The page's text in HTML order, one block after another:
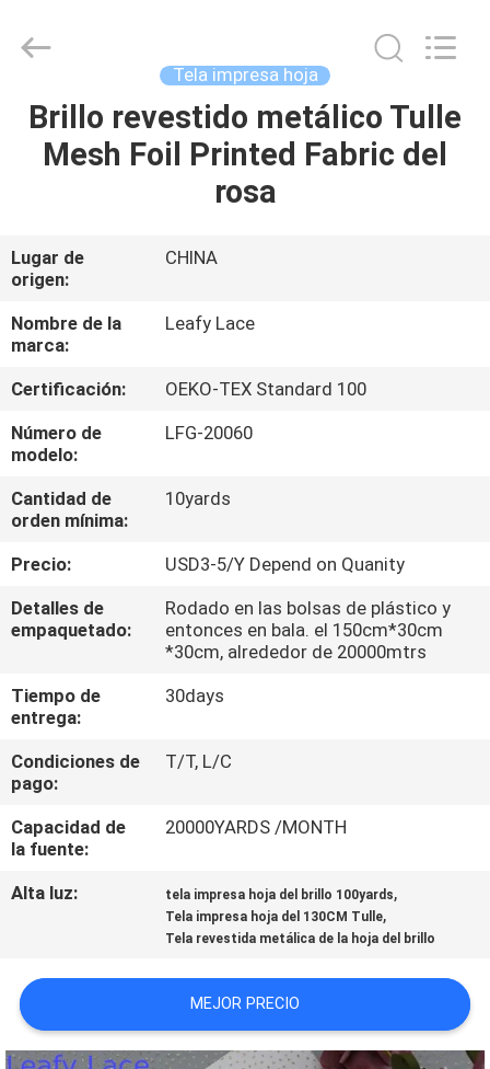
INICIO
SOBRE
NOSOTROS
VISITA
A
LA
DE
CALIDAD
CONTACTO
NOTICIAS
SOLICITAR
UNA
COTIZACIÓN
MAPA
DEL
SITIO
Textiles
Reserved.
Tela impresa hoja
Brillo revestido metálico Tulle
Mesh Foil Printed Fabric del
rosa
Lugar de
origen:
CHINA
Nombre de la
marca:
Leafy Lace
Certificación:
OEKO-TEX Standard 100
Número de
modelo:
LFG-20060
Cantidad de
orden mínima:
10yards
Precio:
USD3-5/Y Depend on Quanity
Detalles de
empaquetado:
Rodado en las bolsas de plástico y
entonces en bala. el 150cm*30cm
*30cm, alrededor de 20000mtrs
Tiempo de
entrega:
30days
Condiciones de
pago:
T/T, L/C
Capacidad de
la fuente:
20000YARDS /MONTH
Alta luz: tela impresa hoja del brillo 100yards,
Tela impresa hoja del 130CM Tulle,
Tela revestida metálica de la hoja del brillo
MEJOR PRECIO